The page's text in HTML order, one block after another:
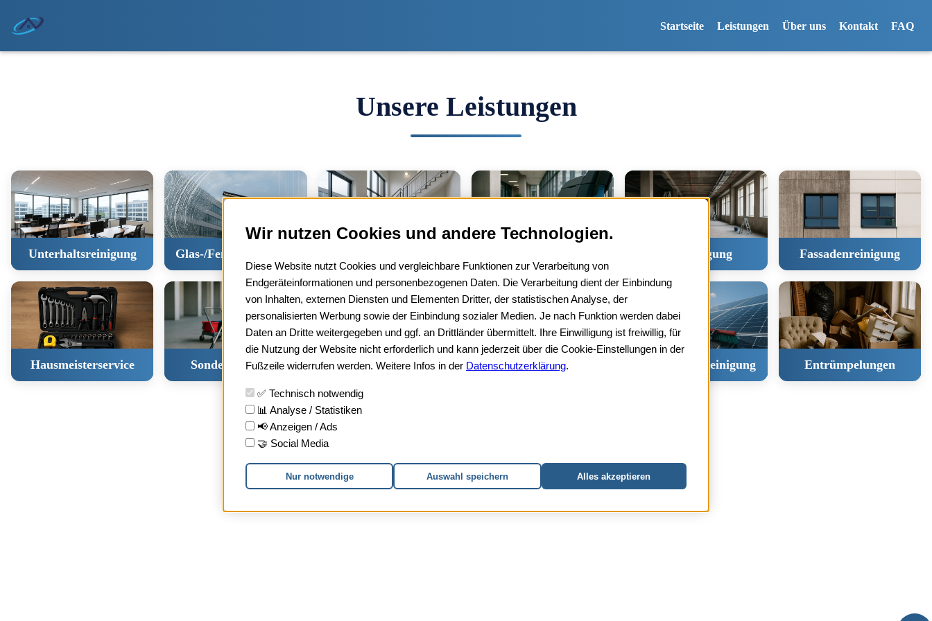
Startseite Leistungen Über uns Kontakt FAQ
Unsere Leistungen
Unterhaltsreinigung Glas-/Fensterreinigung Baureinigung Fassadenreinigung
Hausmeisterservice Sonderreinigung Teppich-/Polsterreinigung Steinreinigung Photovoltaikreinigung Entrümpelungen
Wir nutzen Cookies und andere Technologien.
Diese Website nutzt Cookies und vergleichbare Funktionen zur Verarbeitung von
Endgeräteinformationen und personenbezogenen Daten. Die Verarbeitung dient der Einbindung
von Inhalten, externen Diensten und Elementen Dritter, der statistischen Analyse, der
personalisierten Werbung sowie der Einbindung sozialer Medien. Je nach Funktion werden dabei
Daten an Dritte weitergegeben und ggf. an Drittländer übermittelt. Ihre Einwilligung ist freiwillig, für
die Nutzung der Website nicht erforderlich und kann jederzeit über die Cookie-Einstellungen in der
Fußzeile widerrufen werden. Weitere Infos in der Datenschutzerklärung.
✅ Technisch notwendig
📊 Analyse / Statistiken
📢 Anzeigen / Ads
🤝 Social Media
Nur notwendige Auswahl speichern Alles akzeptieren